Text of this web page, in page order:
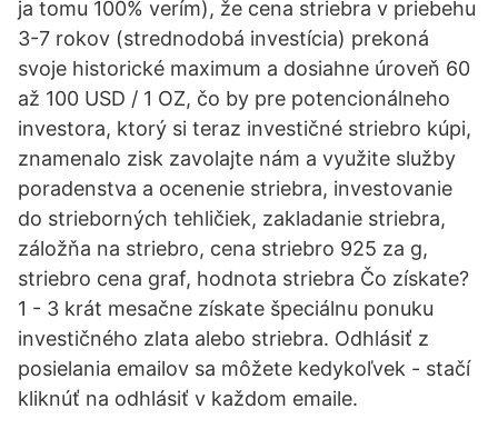
ja tomu 100% verím), že cena striebra v priebehu
3-7 rokov (strednodobá investícia) prekoná
svoje historické maximum a dosiahne úroveň 60
až 100 USD / 1 OZ, čo by pre potencionálneho
investora, ktorý si teraz investičné striebro kúpi,
znamenalo zisk zavolajte nám a využite služby
poradenstva a ocenenie striebra, investovanie
do strieborných tehličiek, zakladanie striebra,
záložňa na striebro, cena striebro 925 za g,
striebro cena graf, hodnota striebra Čo získate?
1 - 3 krát mesačne získate špeciálnu ponuku
investičného zlata alebo striebra. Odhlásiť z
posielania emailov sa môžete kedykoľvek - stačí
kliknúť na odhlásiť v každom emaile.